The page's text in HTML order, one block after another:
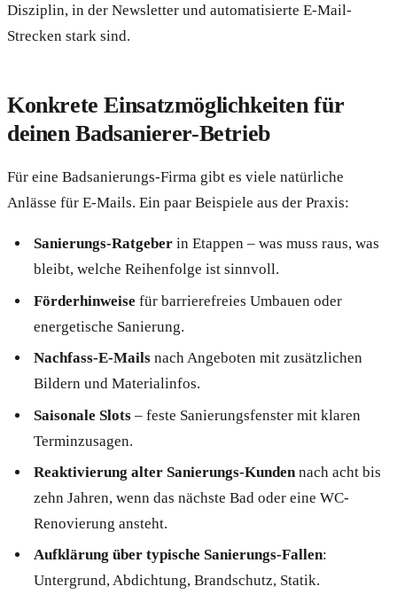
Disziplin, in der Newsletter und automatisierte E-Mail-
Strecken stark sind.
Konkrete Einsatzmöglichkeiten für
deinen Badsanierer-Betrieb
Für eine Badsanierungs-Firma gibt es viele natürliche
Anlässe für E-Mails. Ein paar Beispiele aus der Praxis:
Sanierungs-Ratgeberin Etappen – was muss raus, was
bleibt, welche Reihenfolge ist sinnvoll.
Förderhinweise für barrierefreies Umbauen oder
energetische Sanierung.
Nachfass-E-Mailsnach Angeboten mit zusätzlichen
Bildern und Materialinfos.
Saisonale Slots– feste Sanierungsfenster mit klaren
Terminzusagen.
Reaktivierung alter Sanierungs-Kundennach acht bis
zehn Jahren, wenn das nächste Bad oder eine WC-
Renovierung ansteht.
Aufklärung über typische Sanierungs-Fallen:
Untergrund, Abdichtung, Brandschutz, Statik.